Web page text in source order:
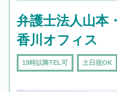
弁護士法人山本
香川オフィス
19時以降TEL可 土日祝OK